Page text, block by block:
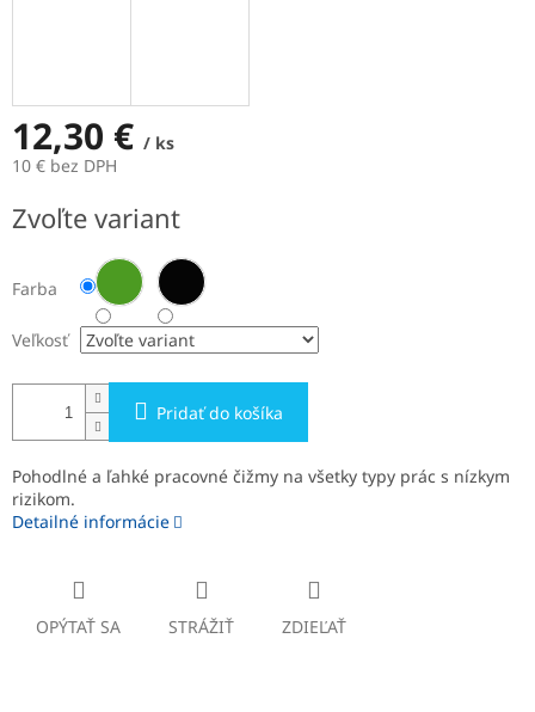
12,30 € / ks
10 € bez DPH
cena:
Zvoľte variant
Farba
Veľkosť
Pridať do košíka
Pohodlné a ľahké pracovné čižmy na všetky typy prác s nízkym
rizikom.
Detailné informácie
OPÝTAŤ SA STRÁŽIŤ ZDIEĽAŤ